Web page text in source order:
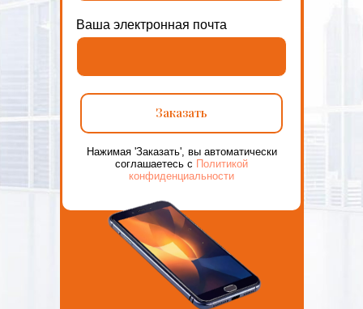
Ваша электронная почта
Заказать
Нажимая 'Заказать', вы автоматически
соглашаетесь с Политикой
конфиденциальности